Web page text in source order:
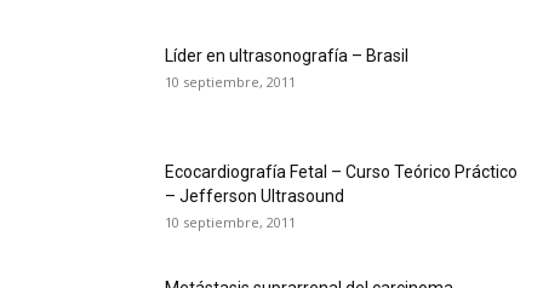
Líder en ultrasonografía – Brasil
10 septiembre, 2011
Ecocardiografía Fetal – Curso Teórico Práctico
– Jefferson Ultrasound
10 septiembre, 2011